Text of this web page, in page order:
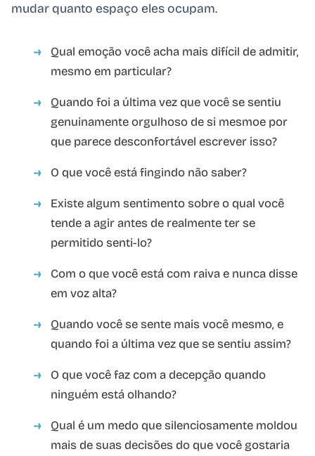
mudar quanto espaço eles ocupam.
Qual emoção você acha mais difícil de admitir,
mesmo em particular?
Quando foi a última vez que você se sentiu
genuinamente orgulhoso de si mesmoe por
que parece desconfortável escrever isso?
O que você está fingindo não saber?
Existe algum sentimento sobre o qual você
tende a agir antes de realmente ter se
permitido senti-lo?
Com o que você está com raiva e nunca disse
em voz alta?
Quando você se sente mais você mesmo, e
quando foi a última vez que se sentiu assim?
O que você faz com a decepção quando
ninguém está olhando?
Qual é um medo que silenciosamente moldou
mais de suas decisões do que você gostaria